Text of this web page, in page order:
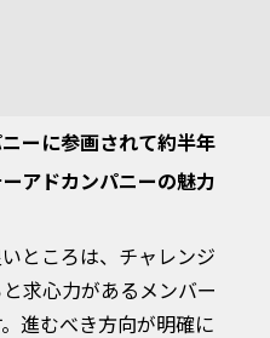
ーに参画されて約半年
アドカンパニーの魅力
ところは、チャレンジ
求心力があるメンバー
進むべき方向が明確に